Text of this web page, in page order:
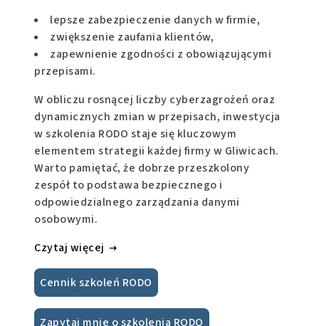
lepsze zabezpieczenie danych w firmie,
zwiększenie zaufania klientów,
zapewnienie zgodności z obowiązującymi
przepisami.
W obliczu rosnącej liczby cyberzagrożeń oraz
dynamicznych zmian w przepisach, inwestycja
w szkolenia RODO staje się kluczowym
elementem strategii każdej firmy w Gliwicach.
Warto pamiętać, że dobrze przeszkolony
zespół to podstawa bezpiecznego i
odpowiedzialnego zarządzania danymi
osobowymi.
Czytaj więcej
Cennik szkoleń RODO
Zapytaj mnie o szkolenia RODO